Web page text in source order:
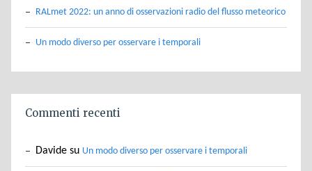
RALmet 2022: un anno di osservazioni radio del flusso meteorico
Un modo diverso per osservare i temporali
Commenti recenti
Davide su Un modo diverso per osservare i temporali